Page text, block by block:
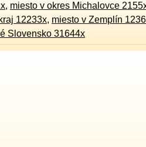
, miesto v okres Michalovce
12233x, miesto v Zemplín
Slovensko 31644x